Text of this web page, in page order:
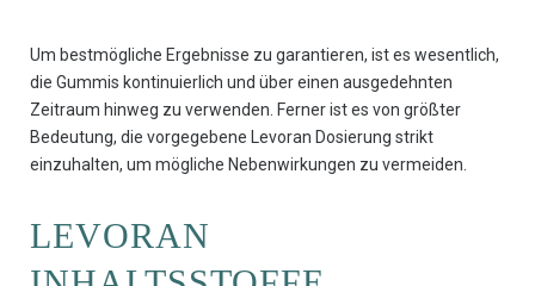
Um bestmögliche Ergebnisse zu garantieren, ist es wesentlich,
die Gummis kontinuierlich und über einen ausgedehnten
Zeitraum hinweg zu verwenden. Ferner ist es von größter
Bedeutung, die vorgegebene Levoran Dosierung strikt
einzuhalten, um mögliche Nebenwirkungen zu vermeiden.
LEVORAN